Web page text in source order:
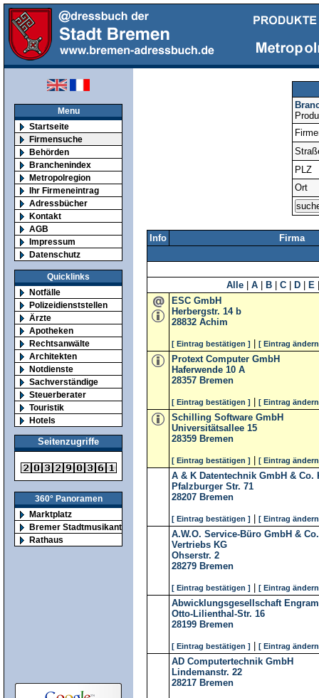
Menu
Startseite
Firmensuche
Behörden
Branchenindex
Metropolregion
Ihr Firmeneintrag
Adressbücher
Kontakt
AGB
Impressum
Datenschutz
Quicklinks
Notfälle
Polizeidienststellen
Ärzte
Apotheken
Rechtsanwälte
Architekten
Notdienste
Sachverständige
Steuerberater
Touristik
Hotels
Seitenzugriffe
360° Panoramen
Marktplatz
Bremer Stadtmusikanten
Rathaus
PLZ
Ort
Info Firma
Alle A B C D E
ESC GmbH
Herbergstr. 14 b
28832 Achim
[ Eintrag bestätigen ] [ Eintrag
Protext Computer GmbH
Haferwende 10 A
28357 Bremen
[ Eintrag bestätigen ] [ Eintrag
Schilling Software GmbH
Universitätsallee 15
28359 Bremen
[ Eintrag bestätigen ] [ Eintrag
A & K Datentechnik GmbH & Co.
Pfalzburger Str. 71
28207 Bremen
[ Eintrag bestätigen ] [ Eintrag
A.W.O. Service-Büro GmbH &
Vertriebs KG
Ohserstr. 2
28279 Bremen
[ Eintrag bestätigen ] [ Eintrag
Abwicklungsgesellschaft
Otto-Lilienthal-Str. 16
28199 Bremen
[ Eintrag bestätigen ] [ Eintrag
AD Computertechnik GmbH
Lindemanstr. 22
28217 Bremen